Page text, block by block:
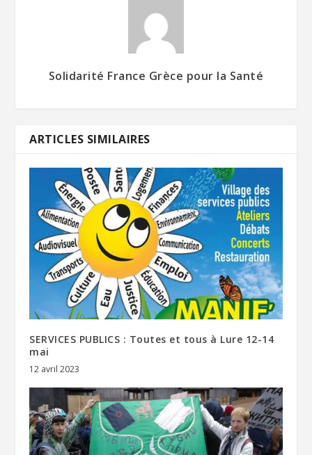
Solidarité France Grèce pour la Santé
ARTICLES SIMILAIRES
SERVICES PUBLICS : Toutes et tous à Lure 12-14
mai
12 avril 2023